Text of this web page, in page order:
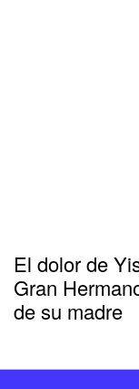
El dolor de
Gran
de su madre